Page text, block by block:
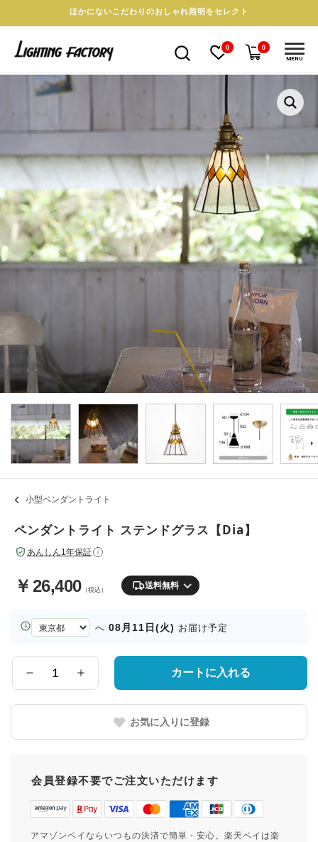
ほかにないこだわりのおしゃれ照明をセレクト
0 0
MENU
小型ペンダントライト
ペンダントライト ステンドグラス【Dia】
あんしん1年保証 i
￥ 26,400（税込） 送料無料
お
届
県
へ 08月11日(火) お届け予定
量
カートに入れる
お気に入りに登録
会員登録不要でご注文いただけます
アマゾンペイならいつもの決済で簡単・安心。楽天ペイは楽